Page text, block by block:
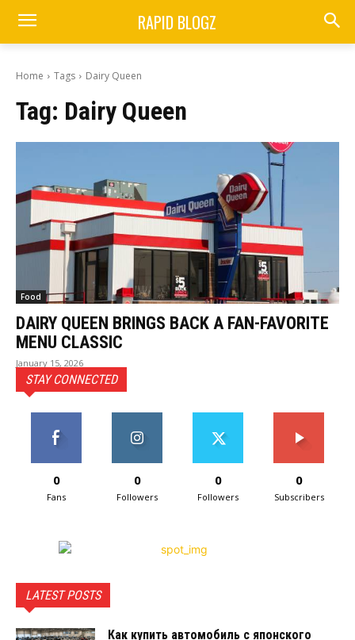
RAPID BLOGZ
Home Tags Dairy Queen
Tag: Dairy Queen
Food
DAIRY QUEEN BRINGS BACK A FAN-FAVORITE
MENU CLASSIC
January 15, 2026
STAY CONNECTED
0
Fans
0
Followers
0
Followers
0
Subscribers
LATEST POSTS
Как купить автомобиль с японского